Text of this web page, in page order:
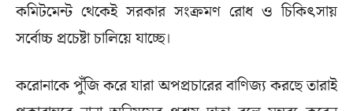
কমিটমেন্ট থেকেই সরকার সংক্রমণ রোধ ও চিকিৎসায়
সর্বোচ্চ প্রচেষ্টা চালিয়ে যাচ্ছে।
করোনাকে পুঁজি করে যারা অপপ্রচারের বাণিজ্য করছে তারাই